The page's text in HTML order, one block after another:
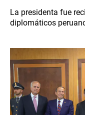
La presidenta fue
diplomáticos